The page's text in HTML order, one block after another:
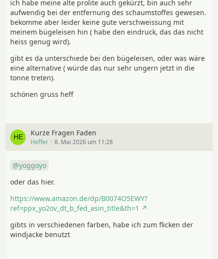
ich habe meine alte prolite auch gekürzt, bin auch sehr
aufwendig bei der entfernung des schaumstoffes gewesen.
bekomme aber leider keine gute verschweissung mit
meinem bügeleisen hin ( habe den eindruck, das das nicht
heiss genug wird).
gibt es da unterschiede bei den bügeleisen, oder was wäre
eine alternative ( würde das nur sehr ungern jetzt in die
tonne treten).
schönen gruss heff
Kurze Fragen Faden
Heffer 8. Mai 2026 um 11:28
yoggoyo
oder das hier.
https://www.amazon.de/dp/B0074O5EWY?
ref=ppx_yo2ov_dt_b_fed_asin_title&th=1
gibts in verschiedenen farben, habe ich zum flicken der
windjacke benutzt